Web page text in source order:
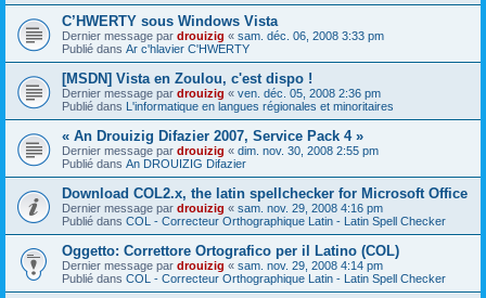
C’HWERTY sous Windows Vista
Dernier message par drouizig « sam. déc. 06, 2008 3:33 pm
Publié dans Ar c'hlavier C'HWERTY
[MSDN] Vista en Zoulou, c'est dispo !
Dernier message par drouizig « ven. déc. 05, 2008 2:36 pm
Publié dans L'informatique en langues régionales et minoritaires
« An Drouizig Difazier 2007, Service Pack 4 »
Dernier message par drouizig « dim. nov. 30, 2008 2:55 pm
Publié dans An DROUIZIG Difazier
Download COL2.x, the latin spellchecker for Microsoft Office
Dernier message par drouizig « sam. nov. 29, 2008 4:16 pm
Publié dans COL - Correcteur Orthographique Latin - Latin Spell Checker
Oggetto: Correttore Ortografico per il Latino (COL)
Dernier message par drouizig « sam. nov. 29, 2008 4:14 pm
Publié dans COL - Correcteur Orthographique Latin - Latin Spell Checker